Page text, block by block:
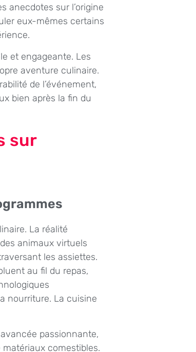
anecdotes sur l’origine
eux-mêmes certains
et engageante. Les
aventure culinaire.
de l’événement,
bien après la fin du
sur
La réalité
animaux virtuels
les assiettes.
au fil du repas,
nourriture. La cuisine
passionnante,
comestibles.